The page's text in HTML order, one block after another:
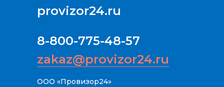
8-800-775-48-57
zakaz@provizor24.ru
ООО «Провизор24»
provizor24.ru